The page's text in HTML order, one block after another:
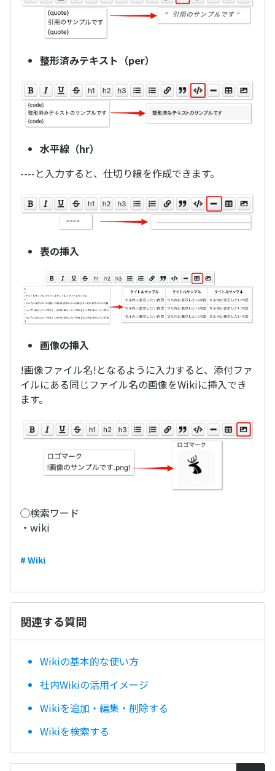
整形済みテキスト（per）
水平線（hr）
----と入力すると、仕切り線を作成できます。
表の挿入
画像の挿入
!画像ファイル名!となるように入力すると、添付ファ
イルにある同じファイル名の画像をWikiに挿入でき
ます。
◯検索ワード
・wiki
# Wiki
関連する質問
Wikiの基本的な使い方
社内Wikiの活用イメージ
Wikiを追加・編集・削除する
Wikiを検索する